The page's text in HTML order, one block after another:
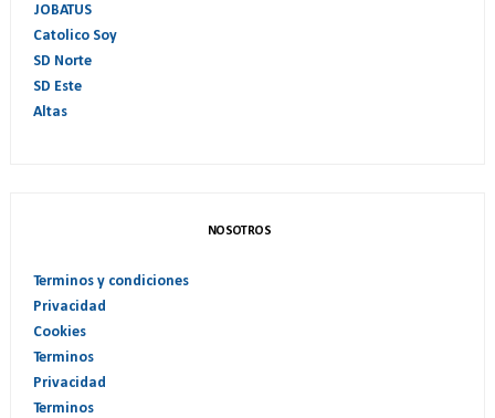
JOBATUS
Catolico Soy
SD Norte
SD Este
Altas
NOSOTROS
Terminos y condiciones
Privacidad
Cookies
Terminos
Privacidad
Terminos